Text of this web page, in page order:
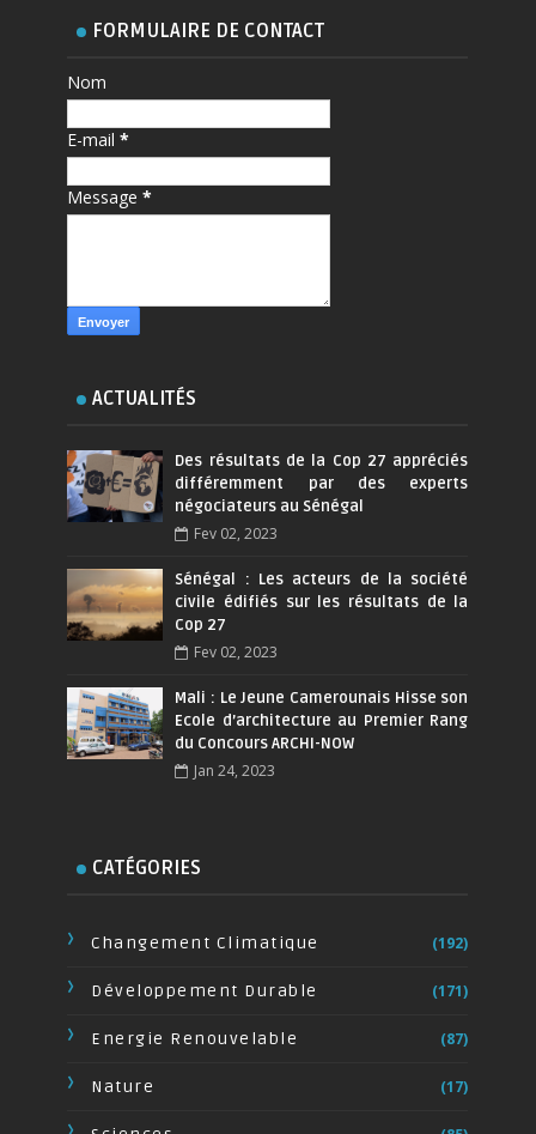
FORMULAIRE DE CONTACT
Nom
E-mail*
Message*
ACTUALITÉS
Des résultats de la Cop 27 appréciés
différemment par des experts
négociateurs au Sénégal
Fev 02, 2023
Sénégal : Les acteurs de la société
civile édifiés sur les résultats de la
Cop 27
Fev 02, 2023
Mali : Le Jeune Camerounais Hisse son
Ecole d’architecture au Premier Rang
du Concours ARCHI-NOW
Jan 24, 2023
CATÉGORIES
Changement Climatique (192)
Développement Durable (171)
Energie Renouvelable (87)
Nature (17)